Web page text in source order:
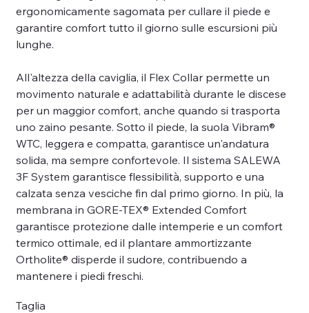
ergonomicamente sagomata per cullare il piede e
garantire comfort tutto il giorno sulle escursioni più
lunghe.
All'altezza della caviglia, il Flex Collar permette un
movimento naturale e adattabilità durante le discese
per un maggior comfort, anche quando si trasporta
uno zaino pesante. Sotto il piede, la suola Vibram®
WTC, leggera e compatta, garantisce un'andatura
solida, ma sempre confortevole. Il sistema SALEWA
3F System garantisce flessibilità, supporto e una
calzata senza vesciche fin dal primo giorno. In più, la
membrana in GORE-TEX® Extended Comfort
garantisce protezione dalle intemperie e un comfort
termico ottimale, ed il plantare ammortizzante
Ortholite® disperde il sudore, contribuendo a
mantenere i piedi freschi.
Taglia